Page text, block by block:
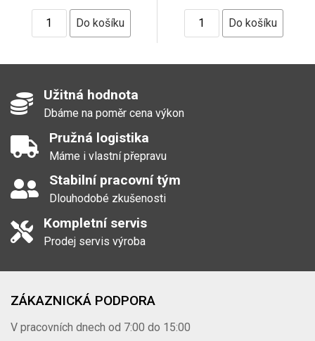
Užitná hodnota
Dbáme na poměr cena výkon
Pružná logistika
Máme i vlastní přepravu
Stabilní pracovní tým
Dlouhodobé zkušenosti
Kompletní servis
Prodej servis výroba
ZÁKAZNICKÁ PODPORA
V pracovních dnech od 7:00 do 15:00